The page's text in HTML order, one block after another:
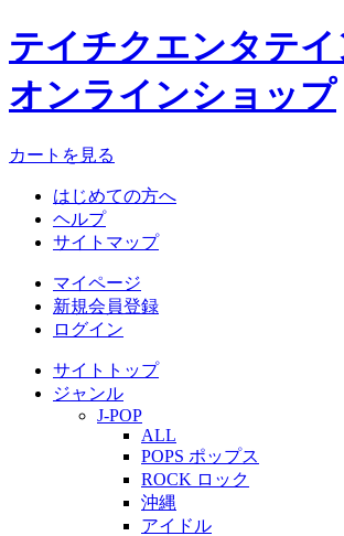
テイチクエンタテイ
オンラインショップ
カートを見る
はじめての方へ
ヘルプ
サイトマップ
マイページ
新規会員登録
ログイン
サイトトップ
ジャンル
J-POP
ALL
POPS ポップス
ROCK ロック
沖縄
アイドル